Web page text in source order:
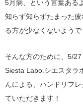
5月病、という言葉ある
知らず知らずたまった
る方が少なくないようで
そんな方のために、5/
Siesta Labo.シエスタラ
んによる、ハンドリフ
ていただきます！